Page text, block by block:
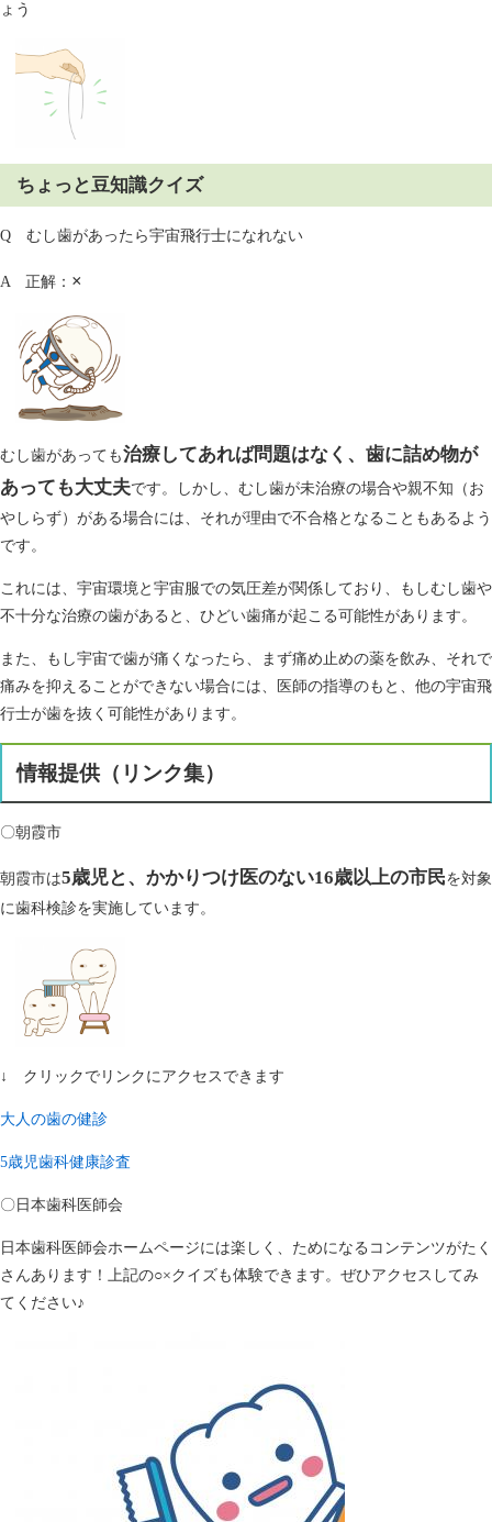
ょう
ちょっと豆知識クイズ
Q むし歯があったら宇宙飛行士になれない
A 正解： ×
むし歯があっても治療してあれば問題はなく、歯に詰め物が
あっても大丈夫です。しかし、むし歯が未治療の場合や親不知（お
やしらず）がある場合には、それが理由で不合格となることもあるよう
です。
これには、宇宙環境と宇宙服での気圧差が関係しており、もしむし歯や
不十分な治療の歯があると、ひどい歯痛が起こる可能性があります。
また、もし宇宙で歯が痛くなったら、まず痛め止めの薬を飲み、それで
痛みを抑えることができない場合には、医師の指導のもと、他の宇宙飛
行士が歯を抜く可能性があります。
情報提供（リンク集）
〇朝霞市
朝霞市は5歳児と、かかりつけ医のない16歳以上の市民を対象
に歯科検診を実施しています。
↓ クリックでリンクにアクセスできます
大人の歯の健診
5歳児歯科健康診査
〇日本歯科医師会
日本歯科医師会ホームページには楽しく、ためになるコンテンツがたく
さんあります！上記の○×クイズも体験できます。ぜひアクセスしてみ
てください♪